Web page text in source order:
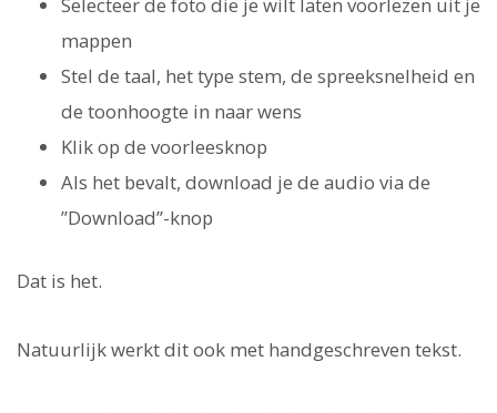
mappen
Stel de taal, het type stem, de spreeksnelheid en
de toonhoogte in naar wens
Klik op de voorleesknop
Als het bevalt, download je de audio via de
”Download”-knop
Dat is het.
Natuurlijk werkt dit ook met handgeschreven tekst.